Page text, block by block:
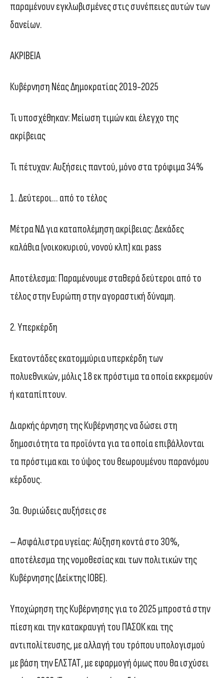
παραμένουν εγκλωβισμένες στις συνέπειες αυτών των
δανείων.
ΑΚΡΙΒΕΙΑ
Κυβέρνηση Νέας Δημοκρατίας 2019-2025
Τι υποσχέθηκαν: Μείωση τιμών και έλεγχο της
ακρίβειας
Τι πέτυχαν: Αυξήσεις παντού, μόνο στα τρόφιμα 34%
1. Δεύτεροι… από το τέλος
Μέτρα ΝΔ για καταπολέμηση ακρίβειας: Δεκάδες
καλάθια (νοικοκυριού, νονού κλπ) και pass
Αποτέλεσμα: Παραμένουμε σταθερά δεύτεροι από το
τέλος στην Ευρώπη στην αγοραστική δύναμη.
2. Υπερκέρδη
Εκατοντάδες εκατομμύρια υπερκέρδη των
πολυεθνικών, μόλις 18 εκ πρόστιμα τα οποία εκκρεμούν
ή καταπίπτουν.
Διαρκής άρνηση της Κυβέρνησης να δώσει στη
δημοσιότητα τα προϊόντα για τα οποία επιβάλλονται
τα πρόστιμα και το ύψος του θεωρουμένου παρανόμου
κέρδους.
3α. Θυριώδεις αυξήσεις σε
– Ασφάλιστρα υγείας: Αύξηση κοντά στο 30%,
αποτέλεσμα της νομοθεσίας και των πολιτικών της
Κυβέρνησης (Δείκτης ΙΟΒΕ).
Υποχώρηση της Κυβέρνησης για το 2025 μπροστά στην
πίεση και την κατακραυγή του ΠΑΣΟΚ και της
αντιπολίτευσης, με αλλαγή του τρόπου υπολογισμού
με βάση την ΕΛΣΤΑΤ, με εφαρμογή όμως που θα ισχύσει